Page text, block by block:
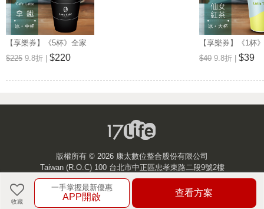
【享樂券】《5杯》全家
Let's Café-冰拿鐵(中杯)
$225 9.8折 | $220
【享樂券】《1杯
品茶Let's Tea-冰
(大杯)
$40 9.8折 | $39
收藏
一手掌握最新優惠
APP開啟 查看方案
版權所有 © 2026 康太數位整合股份有限公司
Taiwan (R.O.C) 100 台北市中正區忠孝東路二段9號2樓